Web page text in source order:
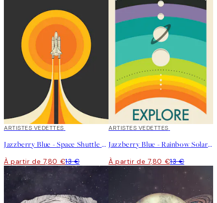
40%*
ARTISTES VEDETTES
Jazzberry Blue - Space Shuttle No2 Affiche
À partir de 7,80 €13 €
40%*
ARTISTES VEDETTES
Jazzberry Blue - Rainbow Solar System Affiche
À partir de 7,80 €13 €